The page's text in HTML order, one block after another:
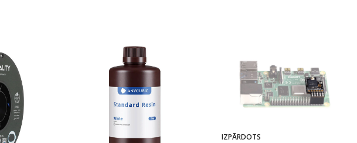
IZPĀRDOTS